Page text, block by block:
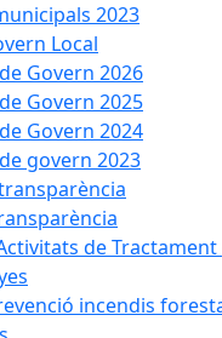
2023
Local
Govern 2026
Govern 2025
Govern 2024
govern 2023
de Tractament
incendis